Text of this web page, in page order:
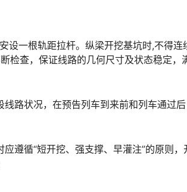
设一根轨距拉杆。纵梁开挖基坑时,不得连
检查，保证线路的几何尺寸及状态稳定，
线路状况，在预告列车到来前和列车通过
遵循“短开挖、强支撑、早灌注”的原则，